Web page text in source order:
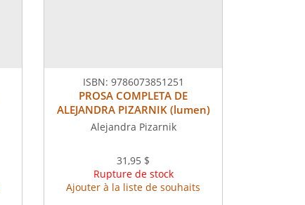
ISBN: 9786073851251
PROSA COMPLETA DE
ALEJANDRA PIZARNIK (lumen)
Alejandra Pizarnik
31,95 $
Rupture de stock
Ajouter à la liste de souhaits